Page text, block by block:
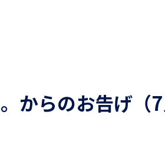
からのお告げ（